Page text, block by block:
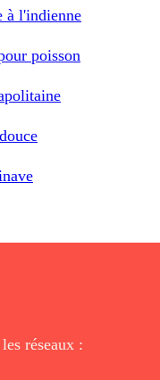
à l'indienne
poisson
réseaux :